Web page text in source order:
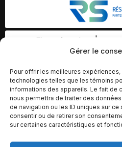
Gérer le
Pour offrir les meilleures
technologies telles que les témoins
informations des appareils. Le fait de
nous permettra de traiter des
de navigation ou les ID uniques sur ce
consentir ou de retirer son
sur certaines caractéristiques et